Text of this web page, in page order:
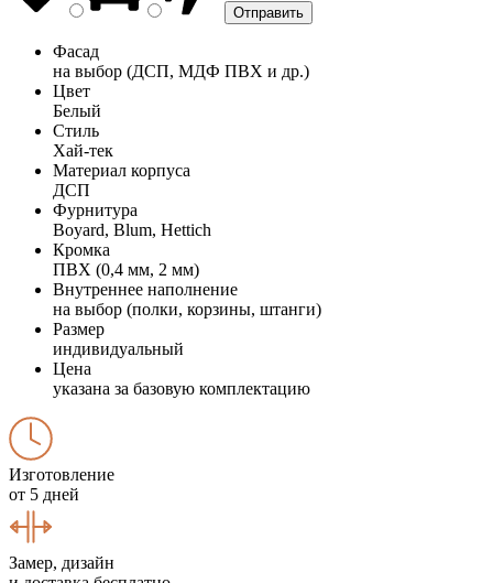
Фасад
на выбор (ДСП, МДФ ПВХ и др.)
Цвет
Белый
Стиль
Хай-тек
Материал корпуса
ДСП
Фурнитура
Boyard, Blum, Hettich
Кромка
ПВХ (0,4 мм, 2 мм)
Внутреннее наполнение
на выбор (полки, корзины, штанги)
Размер
индивидуальный
Цена
указана за базовую комплектацию
Изготовление
от 5 дней
Замер, дизайн